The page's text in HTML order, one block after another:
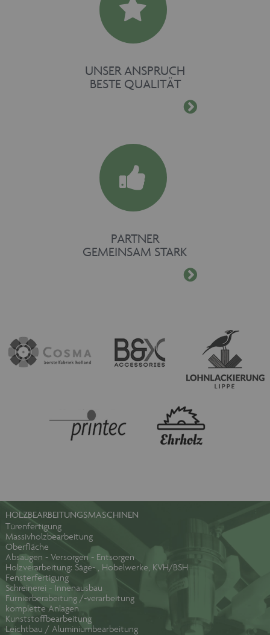
UNSER ANSPRUCH
BESTE QUALITÄT
PARTNER
GEMEINSAM STARK
HOLZBEARBEITUNGSMASCHINEN
Türenfertigung
Massivholzbearbeitung
Oberfläche
Absaugen - Versorgen - Entsorgen
Holzverarbeitung: Säge- , Hobelwerke, KVH/BSH
Fensterfertigung
Schreinerei - Innenausbau
Furnierberabeitung /-verarbeitung
komplette Anlagen
Kunststoffbearbeitung
Leichtbau / Aluminiumbearbeitung